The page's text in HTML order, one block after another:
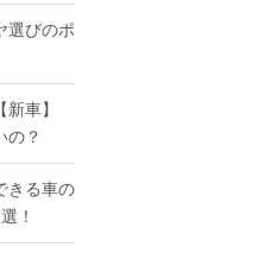
選びのポ
車】
の？
きる車の
！